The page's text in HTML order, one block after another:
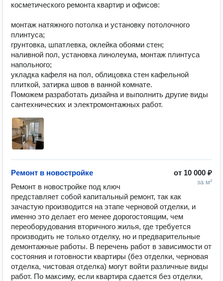
косметического ремонта квартир и офисов:
монтаж натяжного потолка и установку потолочного
плинтуса;
грунтовка, шпатлевка, оклейка обоями стен;
наливной пол, установка линолеума, монтаж плинтуса
напольного;
укладка кафеля на пол, облицовка стен кафельной
плиткой, затирка швов в ванной комнате.
Поможем разработать дизайна и выполнить другие виды
сантехнических и электромонтажных работ.
от 10 000 ₽
за м²
Ремонт в новостройке
Ремонт в новостройке под ключ
представляет собой капитальный ремонт, так как
зачастую производится на этапе черновой отделки, и
именно это делает его менее дорогостоящим, чем
переоборудования вторичного жилья, где требуется
производить не только отделку, но и предварительные
демонтажные работы. В перечень работ в зависимости от
состояния и готовности квартиры (без отделки, черновая
отделка, чистовая отделка) могут войти различные виды
работ. По максиму, если квартира сдается без отделки,